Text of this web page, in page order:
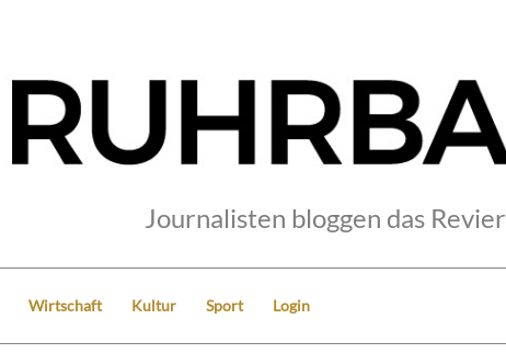
Journalisten bloggen das Revier
Wirtschaft Kultur Sport Login